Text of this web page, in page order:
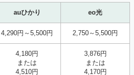
auひかり eo光
4,290円～5,500円 2,750～5,500円
4,180円
または
4,510円
3,876円
または
4,170円